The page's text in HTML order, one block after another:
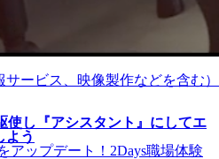
ービス、映像製作などを含む）
使し『アシスタント』にしてエ
よう
アップデート！2Days職場体験